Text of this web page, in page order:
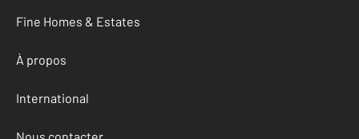
Fine Homes & Estates
À propos
International